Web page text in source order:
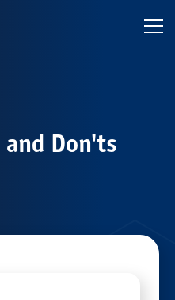
Don'ts